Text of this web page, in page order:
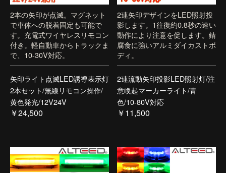
2本の矢印が点滅。マグネット
で車体への脱着固定も可能で
す。充電式ワイヤレスリモコン
付き。軽自動車からトラックま
で、10-30V対応。
矢印ライト点滅LED誘導表示灯
2本セット/無線リモコン操作/
黄色発光/12V24V
￥24,500
2連矢印デザインをLED照射投
影します。1往復約0.8秒の速い
動作により注意を促します。錆
腐食に強いアルミダイカストボ
ディ。
2連流動矢印投影LED照射灯/注
意喚起マーカーライト/青
色/10-80V対応
￥11,500